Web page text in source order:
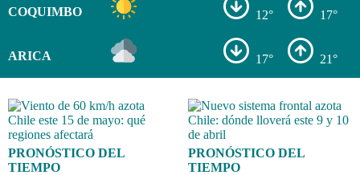
COQUIMBO 12° 17°
ARICA 17° 21°
PRONÓSTICO DEL
TIEMPO
PRONÓSTICO DEL
TIEMPO